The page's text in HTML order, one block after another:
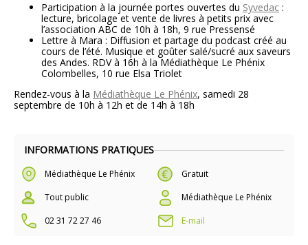
INFORMATIONS PRATIQUES
Médiathèque Le Phénix
Gratuit
Tout public
Médiathèque Le Phénix
02 31 72 27 46
E-mail
Participation à la journée portes ouvertes du Syvedac :
lecture, bricolage et vente de livres à petits prix avec
l’association ABC de 10h à 18h, 9 rue Pressensé
Lettre à Mara : Diffusion et partage du podcast créé au
cours de l’été. Musique et goûter salé/sucré aux saveurs
des Andes. RDV à 16h à la Médiathèque Le Phénix
Colombelles, 10 rue Elsa Triolet
Rendez-vous à la Médiathèque Le Phénix, samedi 28
septembre de 10h à 12h et de 14h à 18h